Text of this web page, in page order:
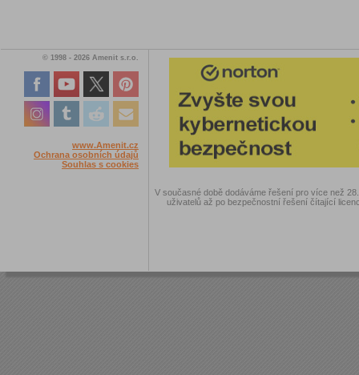
© 1998 - 2026 Amenit s.r.o.
www.Amenit.cz
Ochrana osobních údajů
Souhlas s cookies
V současné době dodáváme řešení pro více než
uživatelů až po bezpečnostní řešení čítající